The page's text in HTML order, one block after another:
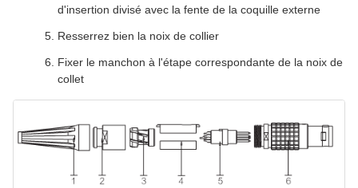
d'insertion divisé avec la fente de la coquille externe
Resserrez bien la noix de collier
Fixer le manchon à l'étape correspondante de la noix de
collet